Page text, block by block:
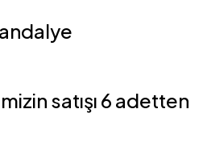
satışı 6 adetten